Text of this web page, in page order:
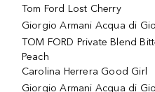
Tom Ford Lost Cherry
Giorgio Armani Acqua di
TOM FORD Private Blend
Peach
Carolina Herrera Good Girl
Giorgio Armani Acqua di